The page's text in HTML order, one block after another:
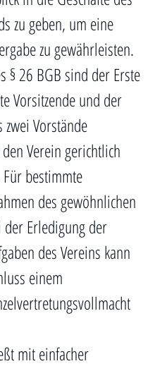
zu geben, um eine
zu gewährleisten.
§ 26 BGB sind der Erste
Vorsitzende und der
zwei Vorstände
Verein gerichtlich
bestimmte
des gewöhnlichen
der Erledigung der
des Vereins kann
einem
mit einfacher